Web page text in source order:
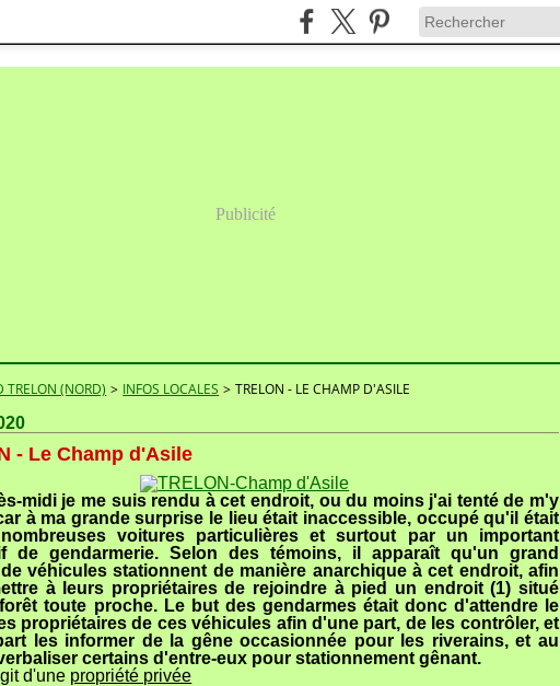
Publicité
TRELON (NORD) > INFOS LOCALES > TRELON - LE CHAMP D'ASILE
- Le Champ d'Asile
midi je me suis rendu à cet endroit, ou du moins j'ai tenté de m'y
à ma grande surprise le lieu était inaccessible, occupé qu'il était
voitures particulières et surtout par un important
de gendarmerie. Selon des témoins, il apparaît qu'un grand
véhicules stationnent de manière anarchique à cet endroit, afin
à leurs propriétaires de rejoindre à pied un endroit (1) situé
toute proche. Le but des gendarmes était donc d'attendre le
propriétaires de ces véhicules afin d'une part, de les contrôler, et
les informer de la gêne occasionnée pour les riverains, et au
certains d'entre-eux pour stationnement gênant.
d'une propriété privée